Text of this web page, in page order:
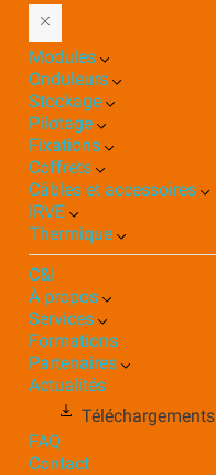
Modules
Onduleurs
Stockage
Pilotage
Fixations
Coffrets
Câbles et accessoires
IRVE
Thermique
C&I
À propos
Services
Formations
Partenaires
Actualités
Téléchargements
FAQ
Contact